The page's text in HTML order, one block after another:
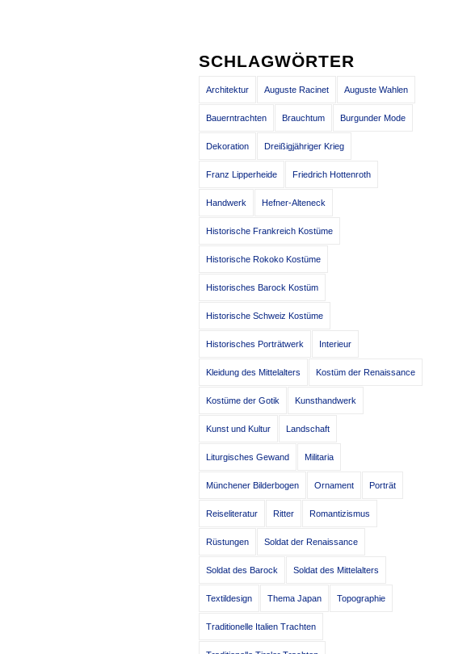
SCHLAGWÖRTER
Architektur Auguste Racinet Auguste Wahlen
Bauerntrachten Brauchtum Burgunder Mode
Dekoration Dreißigjähriger Krieg
Franz Lipperheide Friedrich Hottenroth
Handwerk Hefner-Alteneck
Historische Frankreich Kostüme
Historische Rokoko Kostüme
Historisches Barock Kostüm
Historische Schweiz Kostüme
Historisches Porträtwerk Interieur
Kleidung des Mittelalters Kostüm der Renaissance
Kostüme der Gotik Kunsthandwerk
Kunst und Kultur Landschaft
Liturgisches Gewand Militaria
Münchener Bilderbogen Ornament Porträt
Reiseliteratur Ritter Romantizismus
Rüstungen Soldat der Renaissance
Soldat des Barock Soldat des Mittelalters
Textildesign Thema Japan Topographie
Traditionelle Italien Trachten